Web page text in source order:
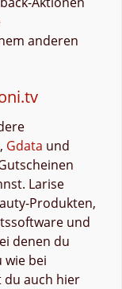
anderen
, Gdata und
Larise
Produkten,
und
denen du
wie bei
auch hier